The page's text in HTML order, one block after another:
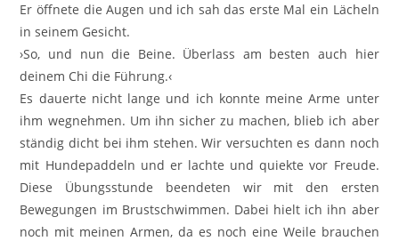
Er öffnete die Augen und ich sah das erste Mal ein Lächeln
in seinem Gesicht.
›So, und nun die Beine. Überlass am besten auch hier
deinem Chi die Führung.‹
Es dauerte nicht lange und ich konnte meine Arme unter
ihm wegnehmen. Um ihn sicher zu machen, blieb ich aber
ständig dicht bei ihm stehen. Wir versuchten es dann noch
mit Hundepaddeln und er lachte und quiekte vor Freude.
Diese Übungsstunde beendeten wir mit den ersten
Bewegungen im Brustschwimmen. Dabei hielt ich ihn aber
noch mit meinen Armen, da es noch eine Weile brauchen